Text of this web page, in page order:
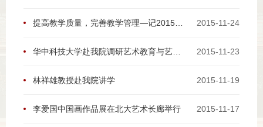
2015-11-24
提高教学质量，完善教学管理—记2015年11月13日艺术学院本科教学会议
2015-11-23
华中科技大学赴我院调研艺术教育与艺术团建设
2015-11-19
林祥雄教授赴我院讲学
2015-11-17
李爱国中国画作品展在北大艺术长廊举行